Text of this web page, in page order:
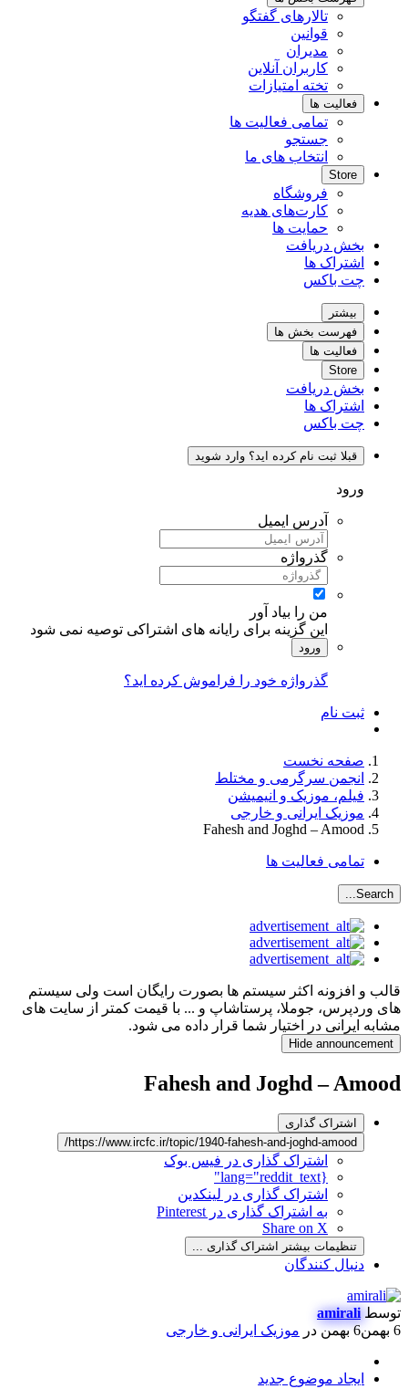
تالارهای گفتگو
قوانین
مدیران
کاربران آنلاین
تخته امتیازات
فعالیت ها
تمامی فعالیت ها
جستجو
انتخاب های ما
Store
فروشگاه
کارت‌های هدیه
حمایت ها
بخش دریافت
اشتراک ها
چت باکس
بیشتر
فهرست بخش ها
فعالیت ها
Store
بخش دریافت
اشتراک ها
چت باکس
قبلا ثبت نام کرده اید؟ وارد شوید
ورود
آدرس ایمیل
گذرواژه
من را بیاد آور
این گزینه برای رایانه های اشتراکی توصیه نمی شود
ورود
گذرواژه خود را فراموش کرده اید؟
ثبت نام
صفحه نخست
انجمن سرگرمی و مختلط
فیلم، موزیک و انیمیشن
موزیک ایرانی و خارجی
Fahesh and Joghd – Amood
تمامی فعالیت ها
Search...
قالب و افزونه اکثر سیستم ها بصورت رایگان است ولی سیستم
های وردپرس، جوملا، پرستاشاپ و ... با قیمت کمتر از سایت های
مشابه ایرانی در اختیار شما قرار داده می شود.
Hide announcement
Fahesh and Joghd – Amood
اشتراک گذاری
https://www.ircfc.ir/topic/1940-fahesh-and-joghd-amood/
اشتراک گذاری در فیس بوک
{lang="reddit_text"
اشتراک گذاری در لینکدین
به اشتراک گذاری در Pinterest
Share on X
تنظیمات بیشتر اشتراک گذاری ...
دنبال کنندگان
توسطamirali
6 بهمن
6 بهمن در موزیک ایرانی و خارجی
ایجاد موضوع جدید